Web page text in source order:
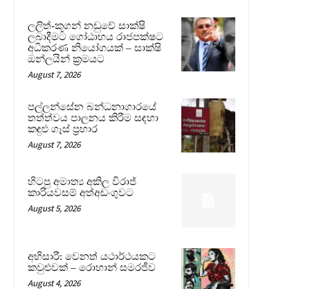
ලලිත්-කූගන් නඩුවේ සාක්ෂි
ලබාදීමට ගෝඨාභය රාජපක්ෂට
අධිකරණ නියෝගයක් – සාක්ෂි
ඔන්ලයින් ක්‍රමයට
August 7, 2026
පල්ලන්සේන බන්ධනාගාරයේ
තත්ත්වය පාලනය කිරීම සඳහා
කඳුළු ගෑස් ප්‍රහාර
August 7, 2026
හිටපු අමාත්‍ය අකිල විරාජ්
කාරියවසම් අත්අඩංගුවට
August 5, 2026
අභිසාරී: වෙනත් යථාර්ථයකට
කවුළුවක් – රොහාන් සමරජීව
August 4, 2026